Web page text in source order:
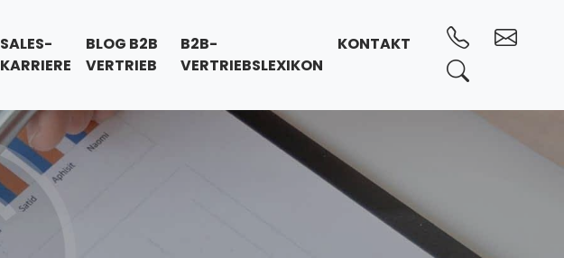
SALES-
KARRIERE
BLOG B2B
VERTRIEB
B2B-
VERTRIEBSLEXIKON
KONTAKT